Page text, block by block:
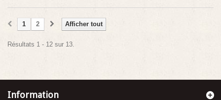
Afficher tout
1 2
Résultats 1 - 12 sur 13.
Information